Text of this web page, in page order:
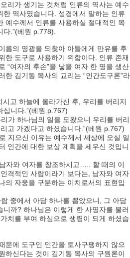
리가 생기는 것처럼 인류의 역사는 예수
한 역사였습니다. 성경에서 말하는 인류
예수께서 인류를 사용하실 절대적인 목
.”(베원 p.778).
름의 영광을 되찾아 아들에게 만유를 후
한 도구로 사용하기 위함이다. 인류 존재
“여자의 후손”을 낳을 여자 한 명을 생산
한 김기동 목사의 교리는 “인간도구론”라
고 하늘에 올라가신 후, 우리를 버리지
십니다.”(베원 p.767)
가 하나님의 일을 도왔으니 우리를 버리
고 가겠다고 하셨습니다.”(베원 p.767)
지으신 이유는 예수께서 세상에 오실 일
인간에 대한 보상 계획을 세우신 것입니
자와 여자를 창조하시고….. 할 때의 이
격적인 사람이라기 보다는, 남자와 여자
의 자웅을 구분하는 이치로서의 표현입
중에서 아담 하나를 뽑았으니, 그 아담
까? 하나님은 이렇게 한 사명자를 불러
치를 부여 하심으로 생령이 되게 하셨습
문에 도구인 인간을 토사구팽하지 않으
하신다는 것이 김기동 목사의 구원론이